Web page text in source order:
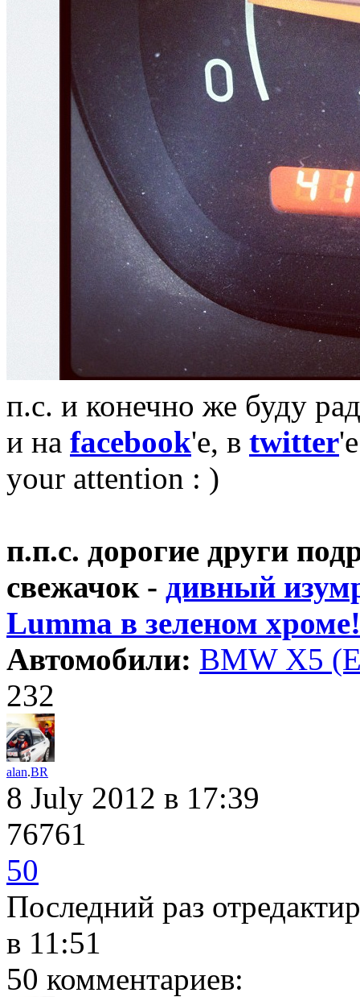
п.с. и конечно же буду
и на facebook'е, в twitter
your attention : )
п.п.с. дорогие други
свежачок - дивный
Lumma в зеленом
Автомобили: BMW X5
232
alan.BR
8 July 2012 в 17:39
76761
50
Последний раз
в 11:51
50 комментариев: